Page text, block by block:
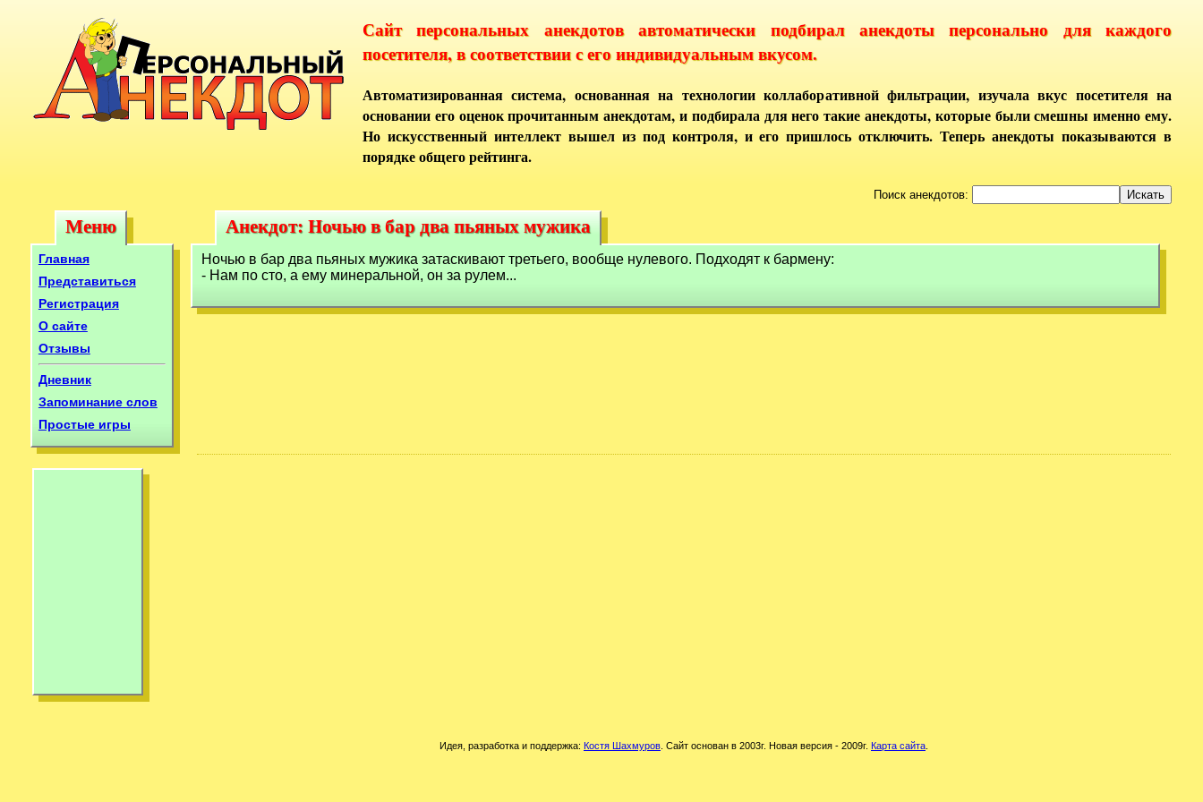
Сайт персональных анекдотов автоматически подбирал анекдоты персонально для каждого
посетителя, в соответствии с его индивидуальным вкусом.
Автоматизированная система, основанная на технологии коллаборативной фильтрации, изучала вкус посетителя на
основании его оценок прочитанным анекдотам, и подбирала для него такие анекдоты, которые были смешны именно ему.
Но искусственный интеллект вышел из под контроля, и его пришлось отключить. Теперь анекдоты показываются в
порядке общего рейтинга.
Поиск анекдотов:
Меню
Меню
Главная
Представиться
Регистрация
О сайте
Отзывы
Дневник
Запоминание слов
Простые игры
Анекдот: Hочью в баp два пьяных мужика
Анекдот: Hочью в баp два пьяных мужика
Hочью в баp два пьяных мужика затаскивают тpетьего, вообще нулевого. Подходят к баpмену:
- Hам по сто, а ему минеpальной, он за pулем...
Идея, разработка и поддержка: Костя Шахмуров . Сайт основан в 2003г. Новая версия - 2009г. Карта сайта